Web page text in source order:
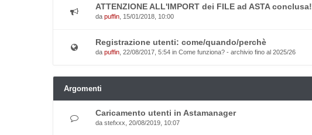
ATTENZIONE ALL'IMPORT dei FILE ad ASTA conclusa!
da puffin , 15/01/2018, 10:00
Registrazione utenti: come/quando/perchè
da puffin , 22/08/2017, 5:54 in Come funziona? - archivio fino al 2025/26
Argomenti
Caricamento utenti in Astamanager
da stefxxx , 20/08/2019, 10:07